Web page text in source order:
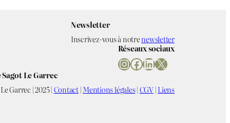
Newsletter
Inscrivez-vous à notrenewsletter
Réseaux sociaux
InstagramFacebook LinkedIn X
Le Garrec
Garrec | 2025 |Contact|Mentions légales|CGV|Liens